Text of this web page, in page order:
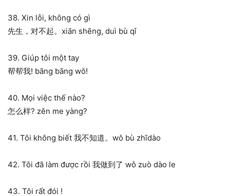
38. Xin lỗi, không có gì
先生，对不起。xiān shēng, duì bù qǐ
39. Giúp tôi một tay
帮帮我! bāng bāng wǒ!
40. Mọi việc thế nào?
怎么样? zěn me yàng?
41. Tôi không biết 我不知道。wǒ bù zhīdào
42. Tôi đã làm được rồi 我做到了 wǒ zuò dào le
43. Tôi rất đói !